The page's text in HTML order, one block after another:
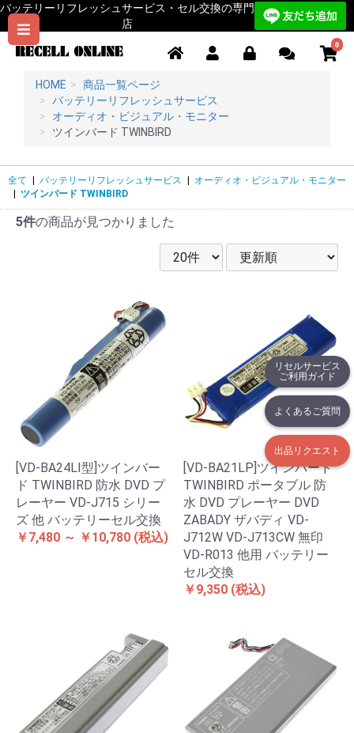
リセルサービス
ご利用ガイド
よくあるご質問
出品リクエスト
バッテリーリフレッシュサービス・セル交換の専門
店
0
HOME
商品一覧ページ
バッテリーリフレッシュサービス
オーディオ・ビジュアル・モニター
ツインバード TWINBIRD
全て バッテリーリフレッシュサービス
オーディオ・ビジュアル・モニター
ツインバード TWINBIRD
5件の商品が見つかりました
[VD-BA24LI型]ツインバー
ド TWINBIRD 防水 DVD プ
レーヤー VD-J715 シリー
ズ 他 バッテリーセル交換
￥7,480 ～ ￥10,780 (税込)
[VD-BA21LP]ツインバード
TWINBIRD ポータブル 防
水 DVD プレーヤー DVD
ZABADY ザバディ VD-
J712W VD-J713CW 無印
VD-R013 他用 バッテリー
セル交換
￥9,350 (税込)